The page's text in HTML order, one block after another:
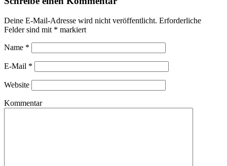
Deine E-Mail-Adresse wird nicht veröffentlicht. Erforderliche
Felder sind mit * markiert
Name *
E-Mail *
Website
Kommentar